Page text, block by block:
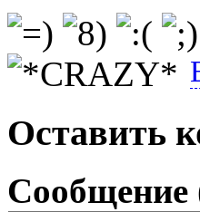
Оставить
Сообщение